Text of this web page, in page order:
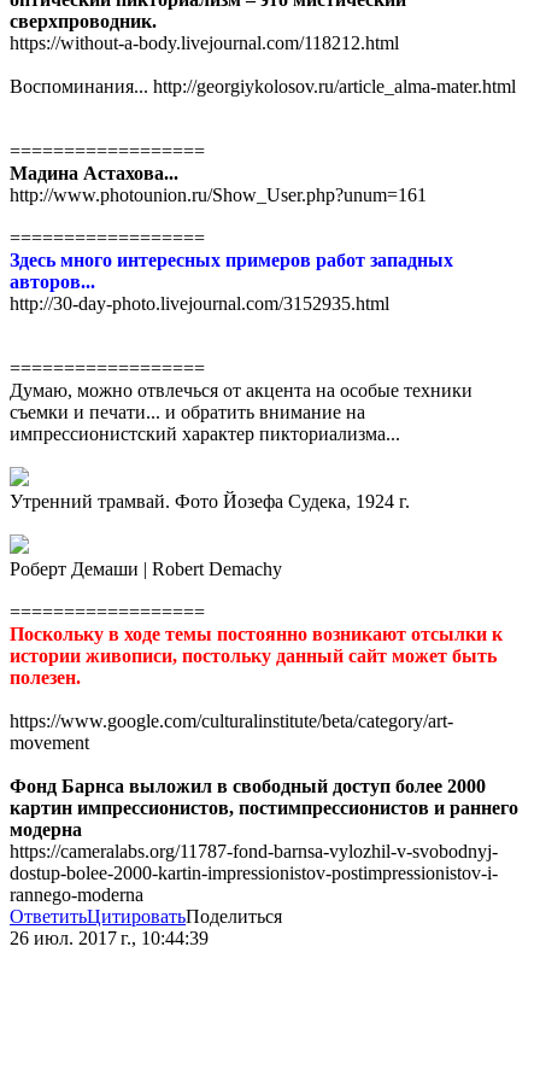
сверхпроводник.
https://without-a-body.livejournal.com/118212.html
Воспоминания... http://georgiykolosov.ru/article_alma-mater.html
==================
Мадина Астахова...
http://www.photounion.ru/Show_User.php?unum=161
==================
Здесь много интересных примеров работ западных
авторов...
http://30-day-photo.livejournal.com/3152935.html
==================
Думаю, можно отвлечься от акцента на особые техники
съемки и печати... и обратить внимание на
импрессионистский характер пикториализма...
Утренний трамвай. Фото Йозефа Судека, 1924 г.
Роберт Демаши | Robert Demachy
==================
Поскольку в ходе темы постоянно возникают отсылки к
истории живописи, постольку данный сайт может быть
полезен.
https://www.google.com/culturalinstitute/beta/category/art-
movement
Фонд Барнса выложил в свободный доступ более 2000
картин импрессионистов, постимпрессионистов и раннего
модерна
https://cameralabs.org/11787-fond-barnsa-vylozhil-v-svobodnyj-
dostup-bolee-2000-kartin-impressionistov-postimpressionistov-i-
rannego-moderna
ОтветитьЦитироватьПоделиться
26 июл. 2017 г., 10:44:39